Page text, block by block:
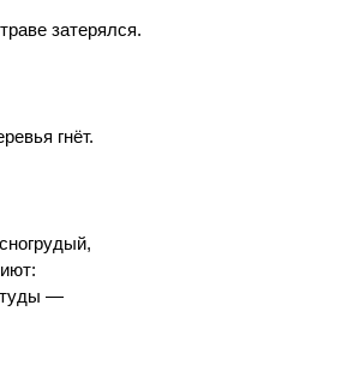
затерялся.
гнёт.
—